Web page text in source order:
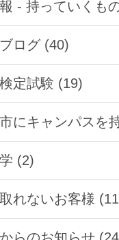
- 持っていくも
ログ (40)
定試験 (19)
にキャンパス
(2)
れないお客様